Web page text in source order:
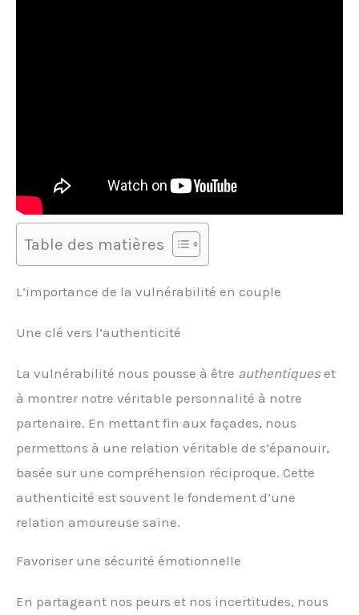
Table des matières
L’importance de la vulnérabilité en couple
Une clé vers l’authenticité
La vulnérabilité nous pousse à être authentiques et
à montrer notre véritable personnalité à notre
partenaire. En mettant fin aux façades, nous
permettons à une relation véritable de s’épanouir,
basée sur une compréhension réciproque. Cette
authenticité est souvent le fondement d’une
relation amoureuse saine.
Favoriser une sécurité émotionnelle
En partageant nos peurs et nos incertitudes, nous